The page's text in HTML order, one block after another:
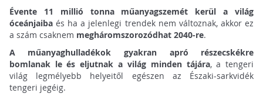
Évente 11 millió tonna műanyagszemét kerül a világ
óceánjaibaés ha a jelenlegi trendek nem változnak, akkor ez
a szám csaknem megháromszorozódhat 2040-re.
A műanyaghulladékok gyakran apró részecskékre
bomlanak le és eljutnak a világ minden tájára, a tengeri
világ legmélyebb helyeitől egészen az Északi-sarkvidék
tengeri jegéig.